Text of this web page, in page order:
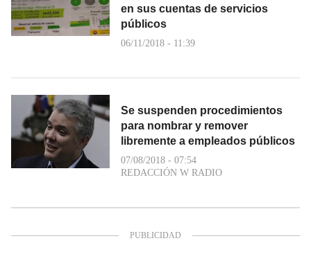
en sus cuentas de servicios
públicos
06/11/2018 - 11:39
Se suspenden procedimientos
para nombrar y remover
libremente a empleados públicos
07/08/2018 - 07:54
REDACCIÓN W RADIO